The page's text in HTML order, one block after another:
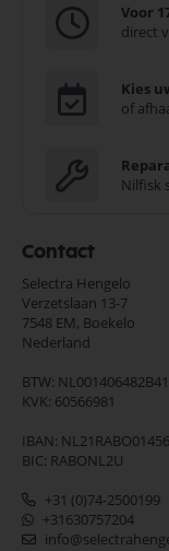
Voor
direct
Kies
of
Nilfisk
Contact
Selectra Hengelo
Verzetslaan 13-7
7548 EM, Boekelo
Nederland
BTW: NL001406482B41
KVK: 60566981
IBAN:
BIC: RABONL2U
+31 (0)74-2500199
+31630757204